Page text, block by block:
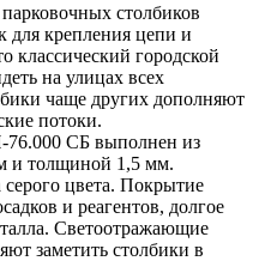
столбиков
для крепления цепи и
классический городской
на улицах всех
чаще других дополняют
потоки.
СБ выполнен из
и толщиной 1,5 мм.
цвета. Покрытие
и реагентов, долгое
Светоотражающие
заметить столбики в